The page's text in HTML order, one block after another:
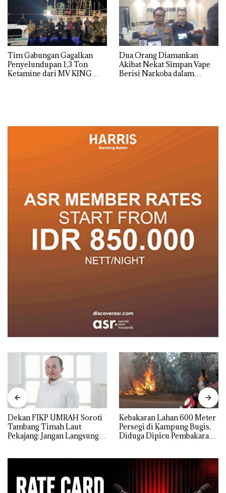
Tim Gabungan Gagalkan
Penyelundupan 1,3 Ton
Ketamine dari MV KING
Dua Orang Diamankan
Akibat Nekat Simpan Vape
Berisi Narkoba dalam
Dekan FIKP UMRAH Soroti
Tambang Timah Laut
Pekajang: Jangan Langsung
Kebakaran Lahan 600 Meter
Persegi di Kampung Bugis,
Diduga Dipicu Pembakaran